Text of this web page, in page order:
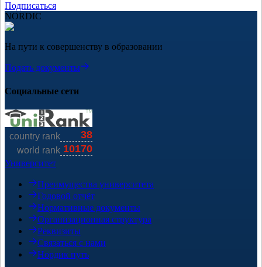
Подписаться
NORDIC
На пути к совершенству в образовании
Подать документы
Социальные сети
Университет
Преимущества университета
Годовой отчёт
Нормативные документы
Организационная структура
Реквизиты
Связаться с нами
Нордик путь